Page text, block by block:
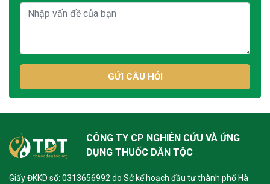
GỬI CÂU HỎI
CÔNG TY CP NGHIÊN CỨU VÀ ỨNG
DỤNG THUỐC DÂN TỘC
Giấy ĐKKD số: 0313656992 do Sở kế hoạch đầu tư thành phố Hà